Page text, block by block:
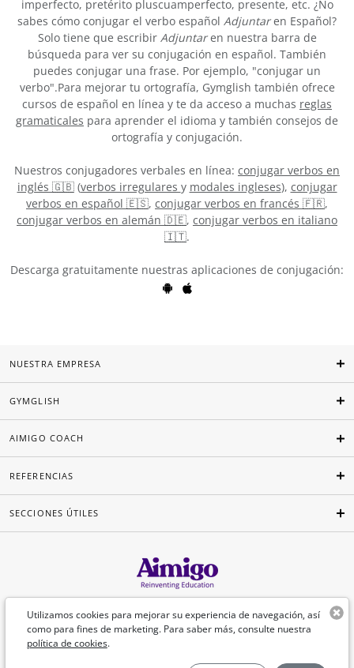
imperfecto, pretérito pluscuamperfecto, presente, etc. ¿No
sabes cómo conjugar el verbo español Adjuntaren Español?
Solo tiene que escribir Adjuntaren nuestra barra de
búsqueda para ver su conjugación en español. También
puedes conjugar una frase. Por ejemplo, "conjugar un
verbo".Para mejorar tu ortografía, Gymglish también ofrece
cursos de español en línea y te da acceso a muchas reglas
gramaticales para aprender el idioma y también consejos de
ortografía y conjugación.
Nuestros conjugadores verbales en línea: conjugar verbos en
inglés 🇬🇧(verbos irregulares y modales ingleses), conjugar
verbos en español 🇪🇸, conjugar verbos en francés 🇫🇷,
conjugar verbos en alemán 🇩🇪, conjugar verbos en italiano
🇮🇹.
Descarga gratuitamente nuestras aplicaciones de conjugación:
Utilizamos cookies para mejorar su experiencia de navegación, así
como para fines de marketing. Para saber más, consulte nuestra
política de cookies.
NUESTRA EMPRESA
GYMGLISH
AIMIGO COACH
REFERENCIAS
SECCIONES ÚTILES
Español